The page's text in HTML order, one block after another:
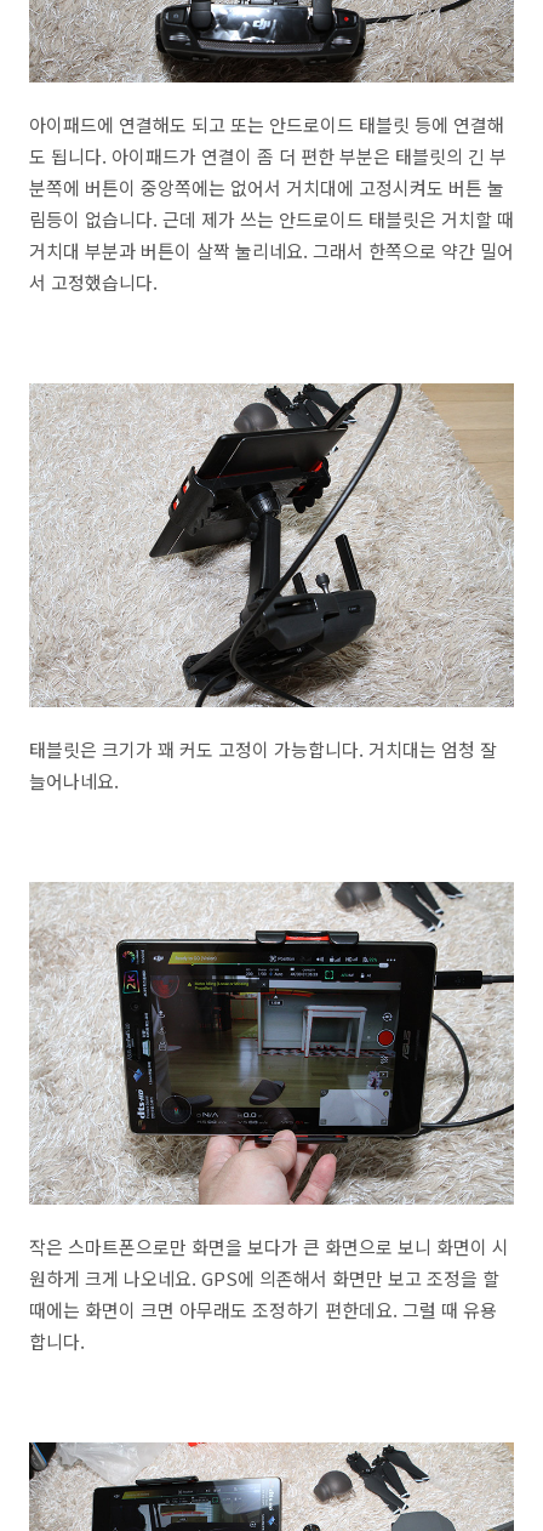
아이패드에 연결해도 되고 또는 안드로이드 태블릿 등에 연결해
도 됩니다. 아이패드가 연결이 좀 더 편한 부분은 태블릿의 긴 부
분쪽에 버튼이 중앙쪽에는 없어서 거치대에 고정시켜도 버튼 눌
림등이 없습니다. 근데 제가 쓰는 안드로이드 태블릿은 거치할 때
거치대 부분과 버튼이 살짝 눌리네요. 그래서 한쪽으로 약간 밀어
서 고정했습니다.
태블릿은 크기가 꽤 커도 고정이 가능합니다. 거치대는 엄청 잘
늘어나네요.
작은 스마트폰으로만 화면을 보다가 큰 화면으로 보니 화면이 시
원하게 크게 나오네요. GPS에 의존해서 화면만 보고 조정을 할
때에는 화면이 크면 아무래도 조정하기 편한데요. 그럴 때 유용
합니다.